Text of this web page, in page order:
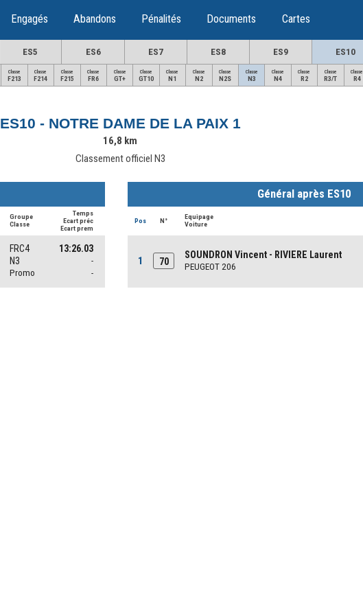
Engagés Abandons Pénalités Documents Cartes
ES5 ES6 ES7 ES8 ES9 ES10
Classe
F213
Classe
F214
Classe
F215
Classe
FR6
Classe
GT+
Classe
GT10
Classe
N1
Classe
N2
Classe
N2S
Classe
N3
Classe
N4
Classe
R2
Classe
R3/T
Classe
R4
ES10 - NOTRE DAME DE LA PAIX 1
16,8 km
Classement officiel N3
Groupe
Classe
Temps
Ecart préc
Ecart prem
FRC4
N3
Promo
13:26.03
-
-
Général après ES10
Pos N°
Equipage
Voiture
1 70
SOUNDRON Vincent - RIVIERE Laurent
PEUGEOT 206